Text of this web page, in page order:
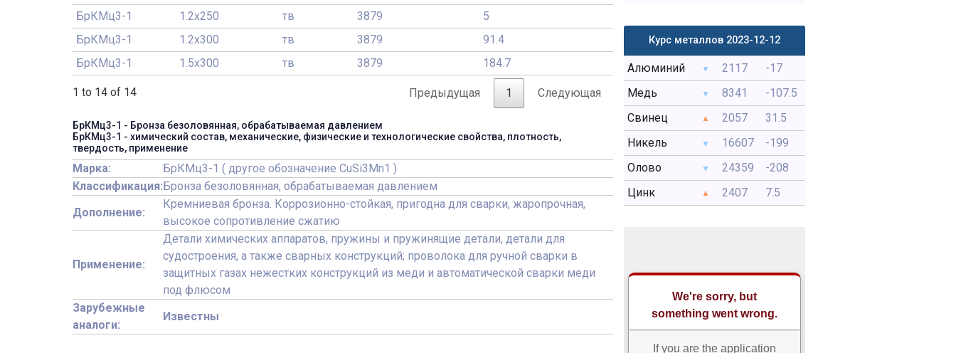
БрКМц3-1
1.2x250 тв 3879
5
БрКМц3-1
1.2x300 тв 3879
91.4
БрКМц3-1
1.5x300 тв 3879 184.7
1 to 14 of 14 Предыдущая 1 Следующая
БрКМц3-1 - Бронза безоловянная, обрабатываемая давлением
БрКМц3-1 - химический состав, механические, физические и технологические свойства, плотность,
твердость, применение
Марка:
БрКМц3-1 ( другое обозначение CuSi3Mn1 )
Классификация:Бронза безоловянная, обрабатываемая давлением
Дополнение:
Кремниевая бронза. Коррозионно-стойкая, пригодна для сварки, жаропрочная,
высокое сопротивление сжатию
Применение:
Детали химических аппаратов, пружины и пружинящие детали, детали для
судостроения, а также сварных конструкций; проволока для ручной сварки в
защитных газах нежестких конструкций из меди и автоматической сварки меди
под флюсом
Зарубежные
аналоги:
Известны
Курс металлов 2023-12-12
Алюминий 2117
-17
Медь
8341
-107.5
Свинец
2057
31.5
Никель
16607
-199
Олово
24359
-208
Цинк
2407 7.5